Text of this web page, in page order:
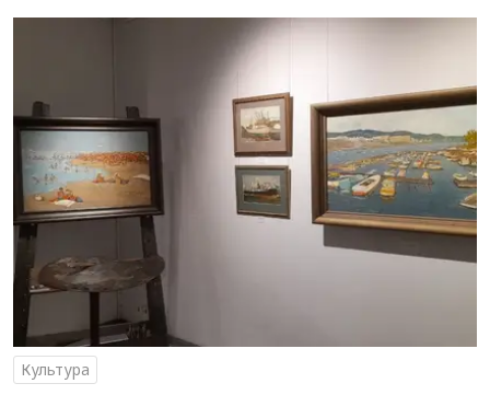
Культура